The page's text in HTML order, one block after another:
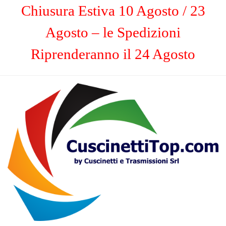
Chiusura Estiva 10 Agosto / 23
Agosto – le Spedizioni
Riprenderanno il 24 Agosto